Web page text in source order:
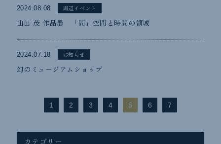
2024.08.08 周辺イベント
山田 茂 作品展 「間」空間と時間の領域
2024.07.18 お知らせ
幻のミュージアムショップ
1 2 3 4 5 6 7
カテゴリー